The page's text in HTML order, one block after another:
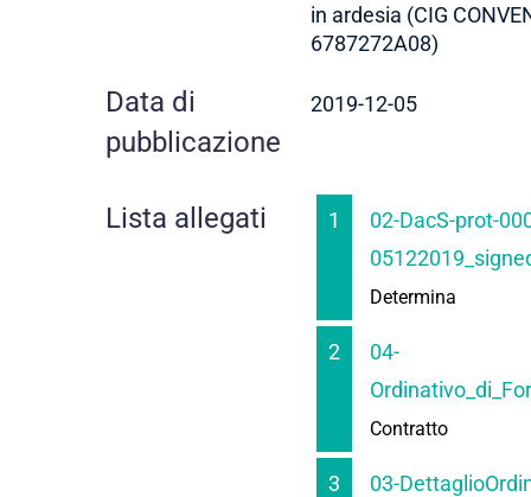
in ardesia (CIG
6787272A08)
Data di
pubblicazione
2019-12-05
Lista allegati 1
02-DacS-prot-
Determina
2
04-
Contratto
3
03-